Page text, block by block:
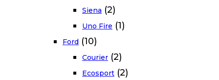
Siena (2)
Uno Fire (1)
Ford (10)
Courier (2)
Ecosport (2)